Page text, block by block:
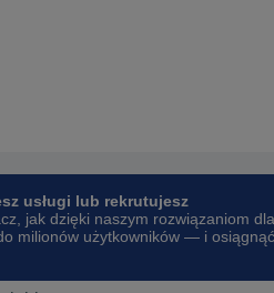
usługi lub rekrutujesz
jak dzięki naszym rozwiązaniom dla
milionów użytkowników — i osiągnąć